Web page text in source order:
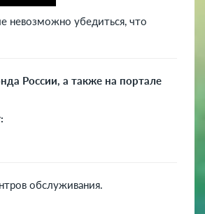
невозможно убедиться, что
России, а также на портале
обслуживания.